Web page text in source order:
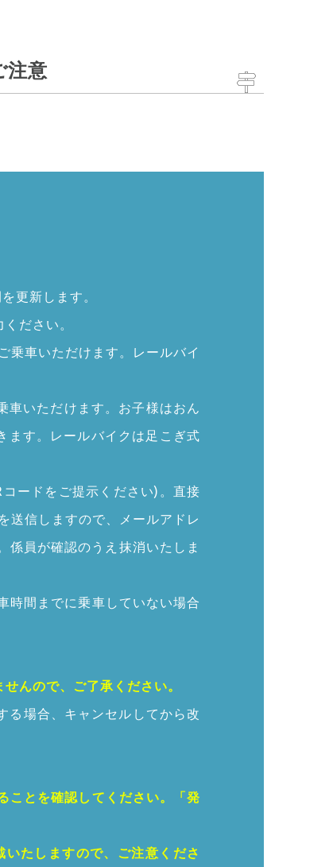
注意
更新します。
ださい。
乗車いただけます。レールバイ
車いただけます。お子様はおん
ます。レールバイクは足こぎ式
ードをご提示ください)。直接
送信しますので、メールアドレ
係員が確認のうえ抹消いたしま
時間までに乗車していない場合
んので、ご了承ください。
る場合、キャンセルしてから改
ことを確認してください。「発
たしますので、ご注意くださ